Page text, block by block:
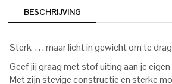
BESCHRIJVING
Sterk . . . maar licht in gewicht om te
Geef jij graag met stof uiting aan je
Met zijn stevige constructie en sterke